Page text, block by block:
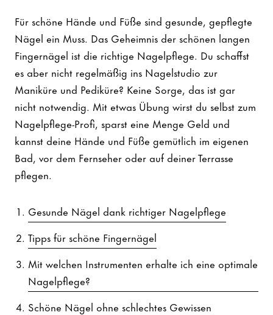
Für schöne Hände und Füße sind gesunde, gepflegte
Nägel ein Muss. Das Geheimnis der schönen langen
Fingernägel ist die richtige Nagelpflege. Du schaffst
es aber nicht regelmäßig ins Nagelstudio zur
Maniküre und Pediküre? Keine Sorge, das ist gar
nicht notwendig. Mit etwas Übung wirst du selbst zum
Nagelpflege-Profi, sparst eine Menge Geld und
kannst deine Hände und Füße gemütlich im eigenen
Bad, vor dem Fernseher oder auf deiner Terrasse
pflegen.
Gesunde Nägel dank richtiger Nagelpflege
Tipps für schöne Fingernägel
Mit welchen Instrumenten erhalte ich eine optimale
Nagelpflege?
Schöne Nägel ohne schlechtes Gewissen